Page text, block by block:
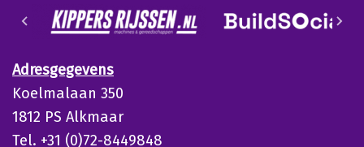
Adresgegevens
Koelmalaan 350
1812 PS Alkmaar
Tel. +31 (0)72-8449848